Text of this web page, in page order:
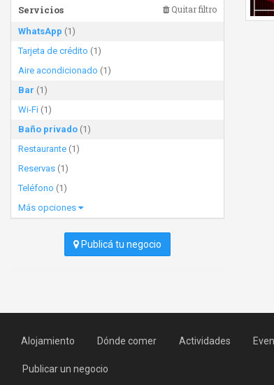
Servicios Quitar filtro
WhatsApp (1)
Tarjeta de crédito (1)
Aire acondicionado (1)
Bar (1)
Wi-Fi (1)
Baño privado (1)
Restaurante (1)
Reservas (1)
Teléfono (1)
Más opciones
Publicá tu negocio
Alojamiento Dónde comer Actividades
Publicar un negocio